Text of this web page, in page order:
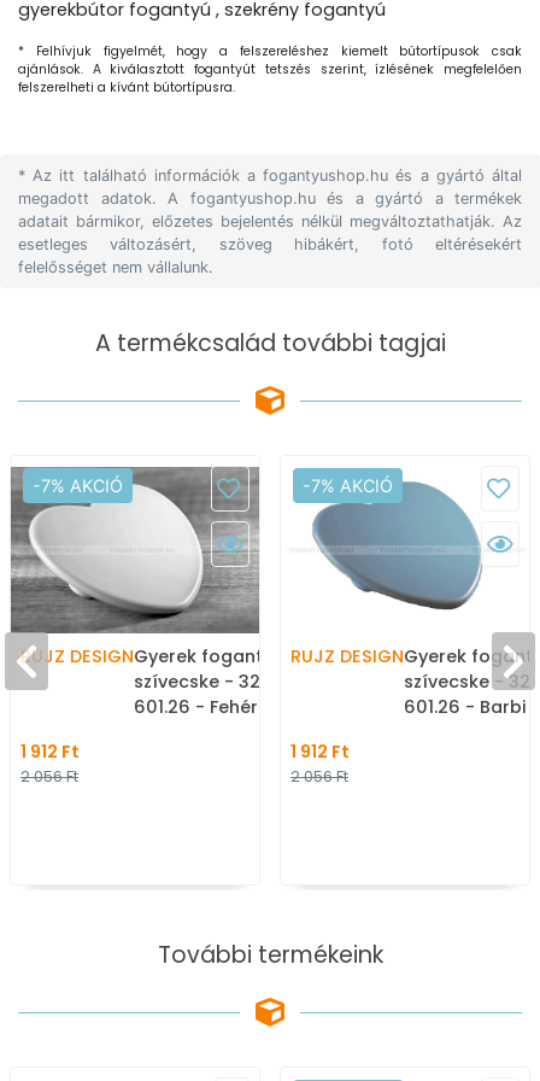
gyerekbútor fogantyú , szekrény fogantyú
* Felhívjuk figyelmét, hogy a felszereléshez kiemelt bútortípusok csak
ajánlások. A kiválasztott fogantyút tetszés szerint, ízlésének megfelelően
felszerelheti a kívánt bútortípusra.
* Az itt található információk a fogantyushop.hu és a gyártó által
megadott adatok. A fogantyushop.hu és a gyártó a termékek
adatait bármikor, előzetes bejelentés nélkül megváltoztathatják. Az
esetleges változásért, szöveg hibákért, fotó eltérésekért
felelősséget nem vállalunk.
A termékcsalád további tagjai
-7% AKCIÓ
RUJZ DESIGNGyerek fogantyú szív,
szívecske - 32 mm -
601.26 - Fehér - Műanyag
1 912 Ft
2 056 Ft
-7% AKCIÓ
RUJZ DESIGNGyerek
szívecske - 32
601.26 - Barbi
1 912 Ft
2 056 Ft
További termékeink